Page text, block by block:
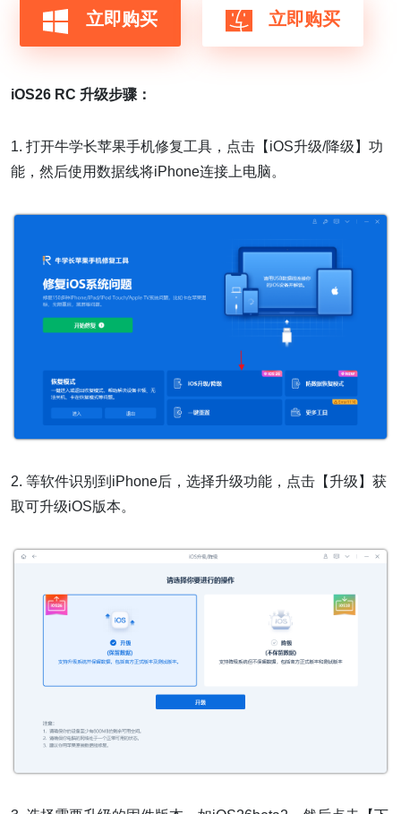
立即购买 立即购买
iOS26 RC 升级步骤：
1. 打开牛学长苹果手机修复工具，点击【iOS升级/降级】功
能，然后使用数据线将iPhone连接上电脑。
2. 等软件识别到iPhone后，选择升级功能，点击【升级】获
取可升级iOS版本。